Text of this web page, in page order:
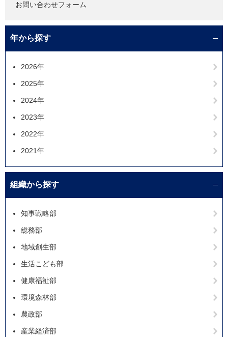
お問い合わせフォーム
年から探す
2026年
2025年
2024年
2023年
2022年
2021年
組織から探す
知事戦略部
総務部
地域創生部
生活こども部
健康福祉部
環境森林部
農政部
産業経済部